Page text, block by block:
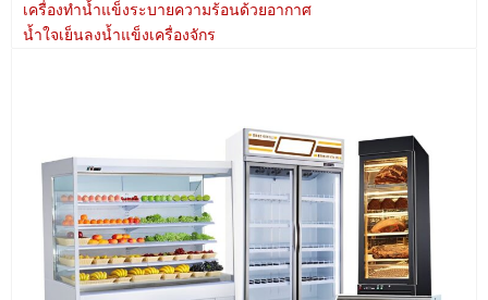
เครื่องทำน้ำแข็งระบายความร้อนด้วยอากาศ
น้ำใจเย็นลงน้ำแข็งเครื่องจักร